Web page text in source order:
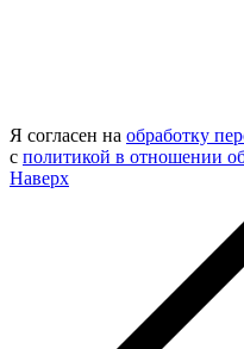
Я согласен на обработку
с политикой в отношении
Наверх